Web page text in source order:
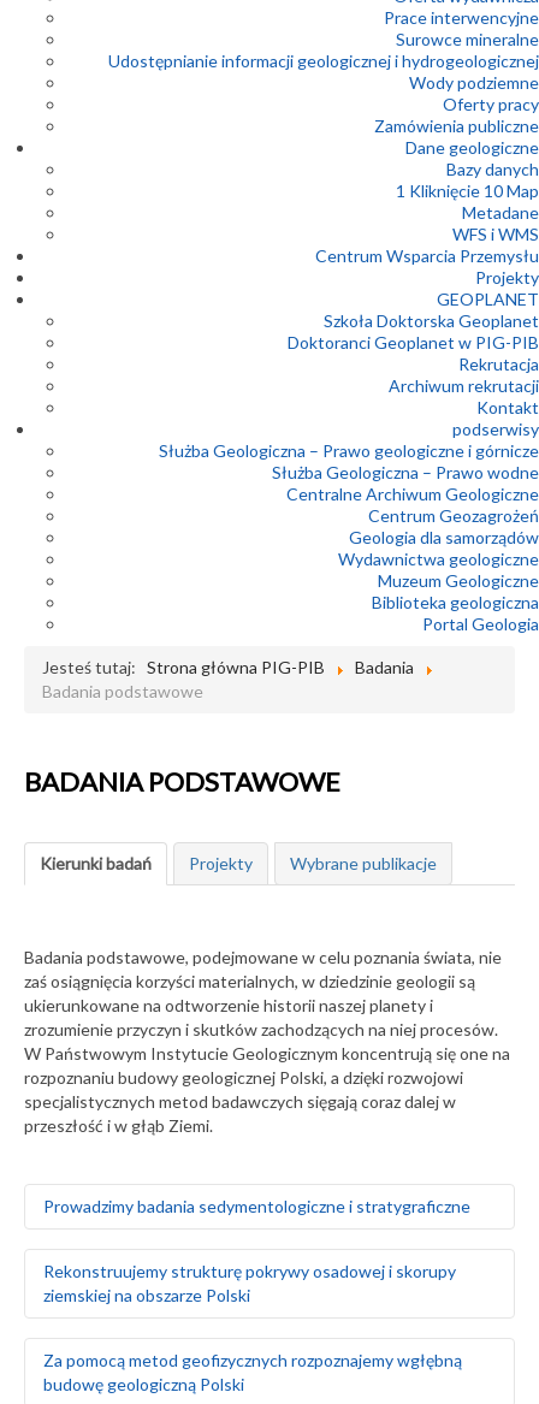
Prace interwencyjne
Surowce mineralne
Udostępnianie informacji geologicznej i hydrogeologicznej
Wody podziemne
Oferty pracy
Zamówienia publiczne
Dane geologiczne
Bazy danych
1 Kliknięcie 10 Map
Metadane
WFS i WMS
Centrum Wsparcia Przemysłu
Projekty
GEOPLANET
Szkoła Doktorska Geoplanet
Doktoranci Geoplanet w PIG-PIB
Rekrutacja
Archiwum rekrutacji
Kontakt
podserwisy
Służba Geologiczna – Prawo geologiczne i górnicze
Służba Geologiczna – Prawo wodne
Centralne Archiwum Geologiczne
Centrum Geozagrożeń
Geologia dla samorządów
Wydawnictwa geologiczne
Muzeum Geologiczne
Biblioteka geologiczna
Portal Geologia
Jesteś tutaj: Strona główna PIG-PIB
Badania
Badania podstawowe
BADANIA PODSTAWOWE
Kierunki badań Projekty Wybrane publikacje
Badania podstawowe, podejmowane w celu poznania świata, nie
zaś osiągnięcia korzyści materialnych, w dziedzinie geologii są
ukierunkowane na odtworzenie historii naszej planety i
zrozumienie przyczyn i skutków zachodzących na niej procesów.
W Państwowym Instytucie Geologicznym koncentrują się one na
rozpoznaniu budowy geologicznej Polski, a dzięki rozwojowi
specjalistycznych metod badawczych sięgają coraz dalej w
przeszłość i w głąb Ziemi.
Prowadzimy badania sedymentologiczne i stratygraficzne
występujących na obszarze Polski i Europy, zarówno na
powierzchni ziemi, jak i głęboko pod nią
Za pomocą badań makrofaunistycznych,
makroflorystycznych, mikro- i makroplaeontologicznych
oraz palinologicznych określamy wiek skał
Tworzymy podziały litostratygraficzne stratygrafii
Rekonstruujemy strukturę pokrywy osadowej i skorupy
ziemskiej na obszarze Polski
podstawie analizy strukturalnej w odsłonięciach
powierzchniowych i otworach wiertniczych
Za pomocą metod geofizycznych rozpoznajemy wgłębną
budowę geologiczną Polski